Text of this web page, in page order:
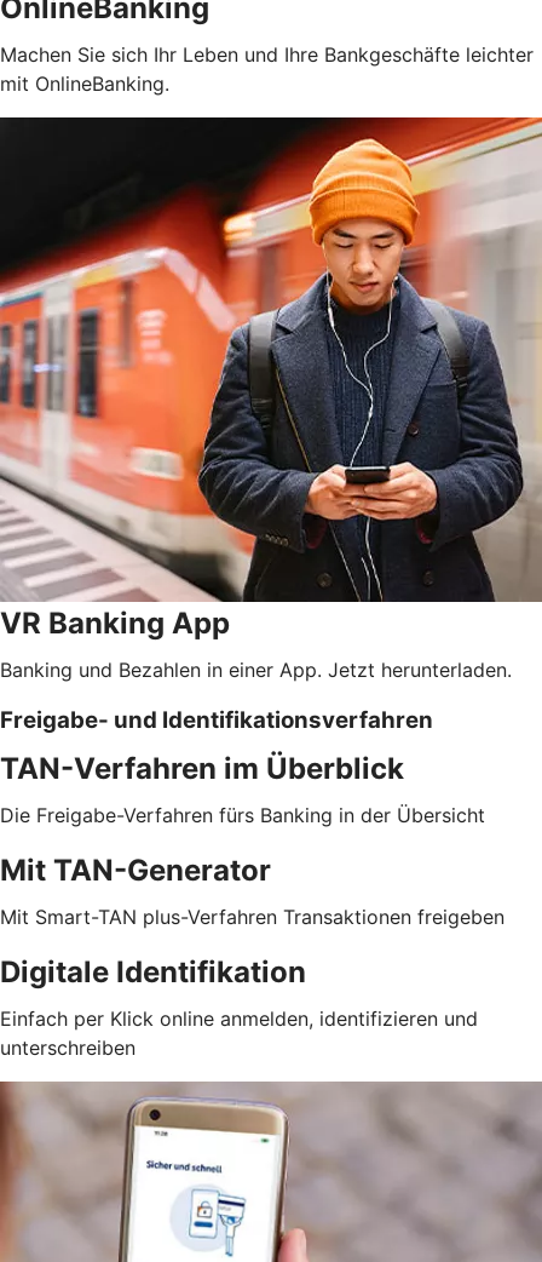
OnlineBanking
Machen Sie sich Ihr Leben und Ihre Bankgeschäfte leichter
mit OnlineBanking.
VR Banking App
Banking und Bezahlen in einer App. Jetzt herunterladen.
Freigabe- und Identifikationsverfahren
TAN-Verfahren im Überblick
Die Freigabe-Verfahren fürs Banking in der Übersicht
Mit TAN-Generator
Mit Smart-TAN plus-Verfahren Transaktionen freigeben
Digitale Identifikation
Einfach per Klick online anmelden, identifizieren und
unterschreiben